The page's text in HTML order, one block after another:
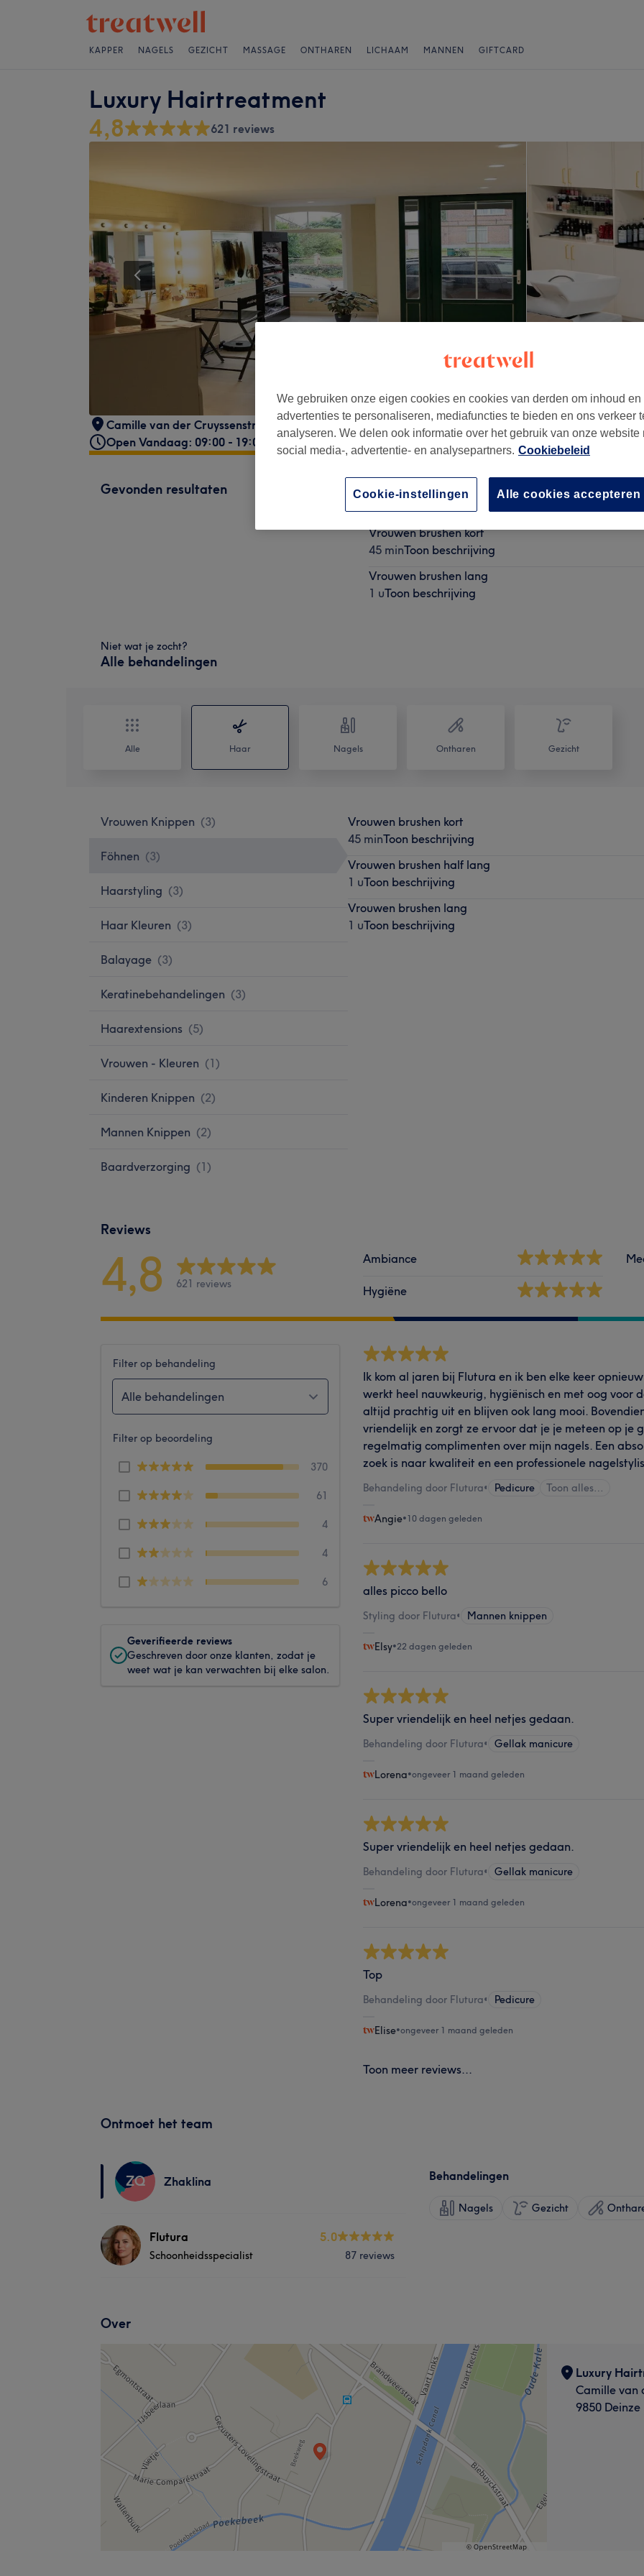
KAPPER NAGELS GEZICHT MASSAGE ONTHAREN LICHAAM MANNEN GIFTCARD
Luxury Hairtreatment
4,8 621 reviews
Camille van der Cruyssenstraat 31 , Deinze, 9850
Open Vandaag: 09:00 - 19:00
Gevonden resultaten
Vrouwen brushen half lang
Vrouwen brushen kort
45 minToon beschrijving
Vrouwen brushen lang
1 uToon beschrijving
Niet wat je zocht?
Alle behandelingen
Alle Haar Nagels Ontharen Gezicht
Vrouwen Knippen (3)
Föhnen (3)
Haarstyling (3)
Haar Kleuren (3)
Balayage (3)
Keratinebehandelingen (3)
Haarextensions (5)
Vrouwen - Kleuren (1)
Kinderen Knippen (2)
Mannen Knippen (2)
Baardverzorging (1)
Vrouwen brushen kort
45 minToon beschrijving
Vrouwen brushen half lang
1 uToon beschrijving
Vrouwen brushen lang
1 uToon beschrijving
Reviews
4,8 621 reviews
Ambiance
Hygiëne
Filter op behandeling
Alle behandelingen
Filter op beoordeling
370
61
4
4
6
Geverifieerde reviews
Geschreven door onze klanten, zodat je
weet wat je kan verwachten bij elke salon.
Ik kom al jaren bij Flutura en ik ben elke keer
werkt heel nauwkeurig, hygiënisch en met oog voor
altijd prachtig uit en blijven ook lang mooi.
vriendelijk en zorgt ze ervoor dat je je meteen op je
regelmatig complimenten over mijn nagels. Een
zoek is naar kwaliteit en een professionele
Behandeling door Flutura• Pedicure Toon alles…
Angie•10 dagen geleden
alles picco bello
Styling door Flutura• Mannen knippen
Elsy•22 dagen geleden
Super vriendelijk en heel netjes gedaan.
Behandeling door Flutura• Gellak manicure
Lorena•ongeveer 1 maand geleden
Super vriendelijk en heel netjes gedaan.
Behandeling door Flutura• Gellak manicure
Lorena•ongeveer 1 maand geleden
Top
Behandeling door Flutura• Pedicure
Elise•ongeveer 1 maand geleden
Toon meer reviews...
Ontmoet het team
ZQ Zhaklina
Flutura
Schoonheidsspecialist
5.0
87 reviews
Behandelingen
Nagels Gezicht
Over
Luxury
Camille van
9850 Deinze
We gebruiken onze eigen cookies en cookies van derden om inhoud en
advertenties te personaliseren, mediafuncties te bieden en ons verkeer
analyseren. We delen ook informatie over het gebruik van onze website
social media-, advertentie- en analysepartners. Cookiebeleid
Alle cookies accepteren
Cookie-instellingen